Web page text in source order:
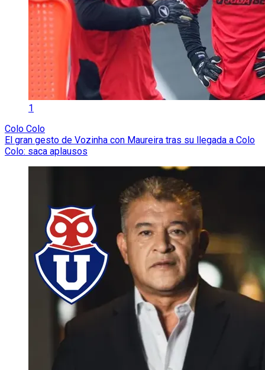
1
Colo Colo
El gran gesto de Vozinha con Maureira tras su llegada a Colo
Colo: saca aplausos